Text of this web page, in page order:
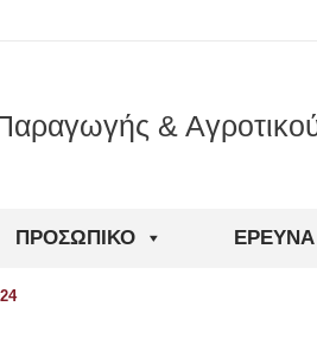
&
ΠΡΟΣΩΠΙΚΌ ΈΡΕΥΝΑ